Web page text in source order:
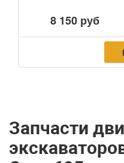
8 150 руб
Запчасти